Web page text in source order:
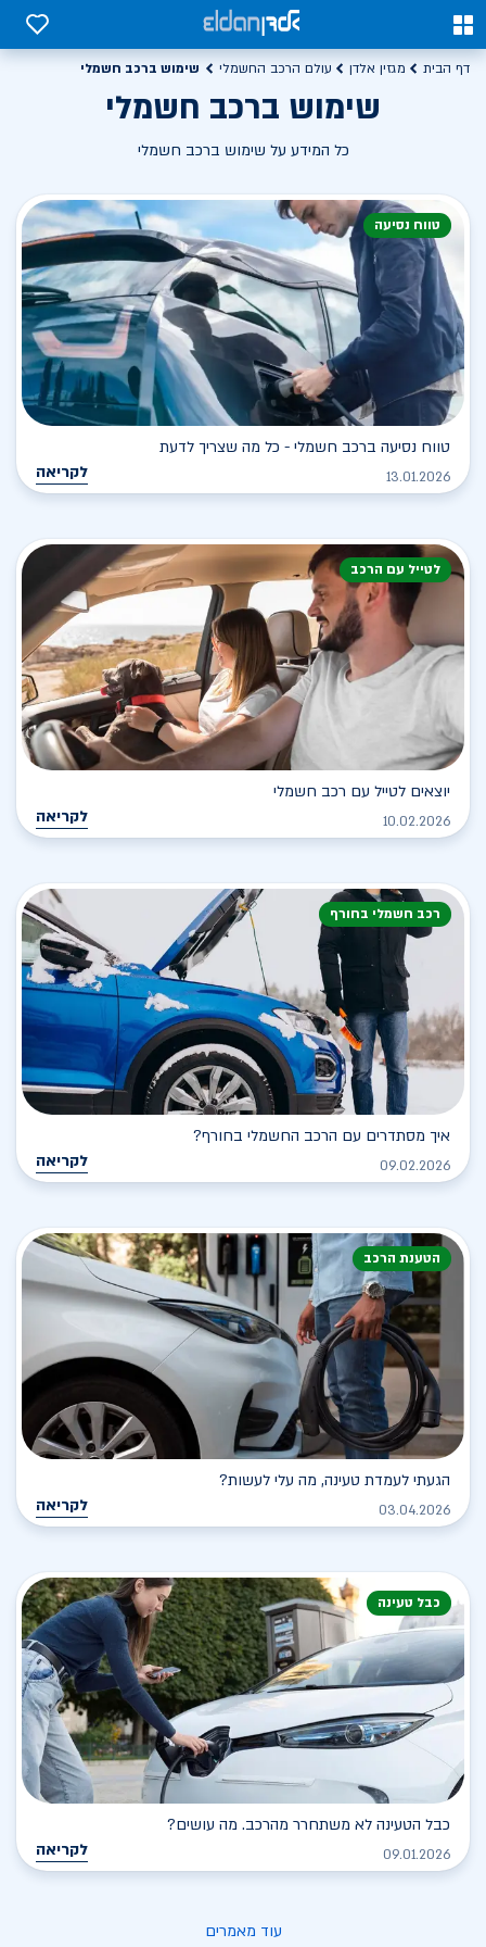
0
0
דף הבית מגזין אלדן עולם הרכב החשמלי שימוש ברכב חשמלי
שימוש ברכב חשמלי
כל המידע על שימוש ברכב חשמלי
טווח נסיעה
טווח נסיעה ברכב חשמלי - כל מה שצריך לדעת
13.01.2026 לקריאה
לטייל עם הרכב
יוצאים לטייל עם רכב חשמלי
10.02.2026 לקריאה
רכב חשמלי בחורף
איך מסתדרים עם הרכב החשמלי בחורף?
09.02.2026 לקריאה
הטענת הרכב
הגעתי לעמדת טעינה, מה עלי לעשות?
03.04.2026 לקריאה
כבל טעינה
כבל הטעינה לא משתחרר מהרכב. מה עושים?
09.01.2026 לקריאה
עוד מאמרים